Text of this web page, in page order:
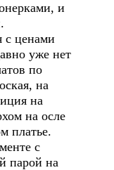
и
с ценами
уже нет
по
на
на
на осле
платье.
с
парой на